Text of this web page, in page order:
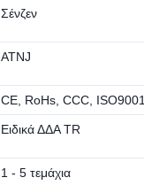
Σένζεν
ATNJ
CE, RoHs, CCC, ISO9001
Ειδικά ΔΔΑ TR
1 - 5 τεμάχια